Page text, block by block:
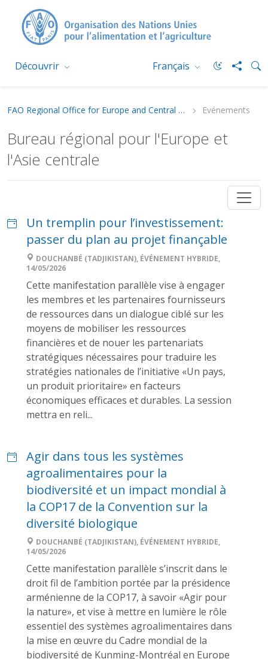
Découvrir Français
FAO Regional Office for Europe and Central Asia Evénements
Bureau régional pour l'Europe et
l'Asie centrale
Un tremplin pour l’investissement:
passer du plan au projet finançable
DOUCHANBÉ (TADJIKISTAN), ÉVÉNEMENT HYBRIDE,
14/05/2026
Cette manifestation parallèle vise à engager
les membres et les partenaires fournisseurs
de ressources dans un dialogue ciblé sur les
moyens de mobiliser les ressources
financières et de nouer les partenariats
stratégiques nécessaires pour traduire les
stratégies nationales de l’initiative «Un pays,
un produit prioritaire» en facteurs
économiques efficaces et durables. La session
mettra en reli...
Agir dans tous les systèmes
agroalimentaires pour la
biodiversité et un impact mondial à
la COP17 de la Convention sur la
diversité biologique
DOUCHANBÉ (TADJIKISTAN), ÉVÉNEMENT HYBRIDE,
14/05/2026
Cette manifestation parallèle s’inscrit dans le
droit fil de l’ambition portée par la présidence
arménienne de la COP17, à savoir «Agir pour
la nature», et vise à mettre en lumière le rôle
essentiel des systèmes agroalimentaires dans
la mise en œuvre du Cadre mondial de la
biodiversité de Kunming-Montréal en Europe